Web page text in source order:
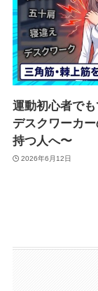
運動初心者で
デスクワーカ
持つ人へ〜
2026年6月12日